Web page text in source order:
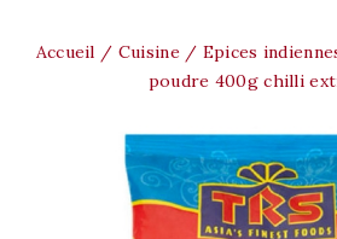
Accueil Cuisine Epices
poudre 400g chilli